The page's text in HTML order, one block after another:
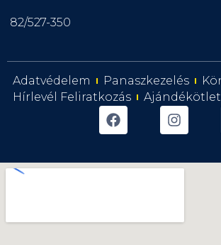
82/527-350
Adatvédelem Panaszkezelés
Hírlevél Feliratkozás